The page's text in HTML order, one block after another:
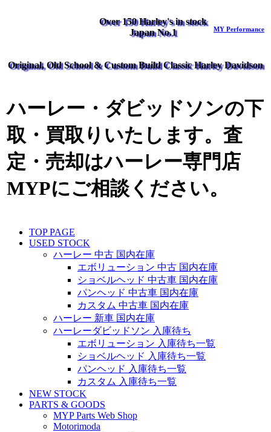
Over 150 Harley's in stock
Japan No.1
MY Performance
Original, Old School & Custom Build Classic Harley Davidson
ハーレー・ダビッドソンの下
取・買取りいたします。査
定・売却はハーレー専門店
MYPにご相談ください。
TOP PAGE
USED STOCK
ハーレー 中古 国内在庫
エボリューション 中古 国内在庫
ショベルヘッド 中古車 国内在庫
パンヘッド 中古車 国内在庫
カスタム 中古車 国内在庫
ハーレー 新車 国内在庫
ハーレーダビッドソン 入庫待ち
エボリューション 入庫待ち一覧
ショベルヘッド 入庫待ち一覧
パンヘッド 入庫待ち一覧
カスタム 入庫待ち一覧
NEW STOCK
PARTS & GOODS
MYP Parts Web Shop
Motorimoda